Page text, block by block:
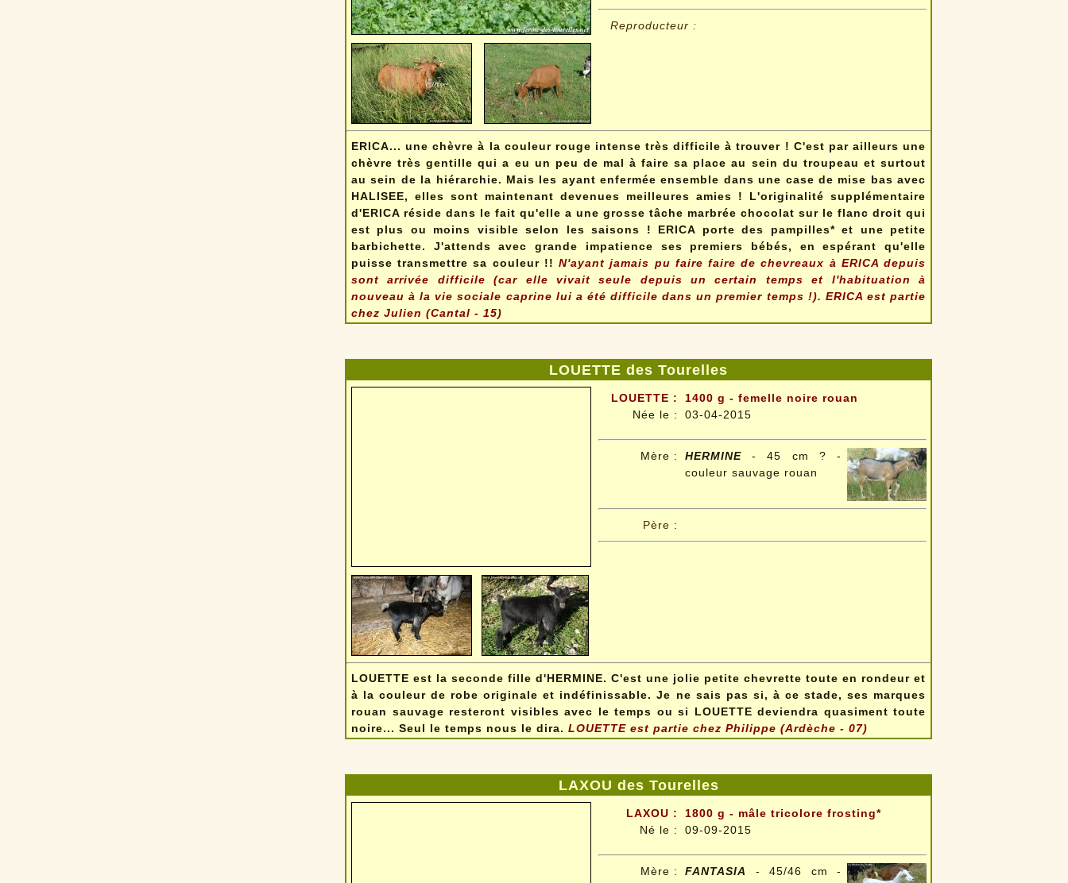
Reproducteur :
ERICA... une chèvre à la couleur rouge intense très difficile à trouver ! C'est par ailleurs une
chèvre très gentille qui a eu un peu de mal à faire sa place au sein du troupeau et surtout
au sein de la hiérarchie. Mais les ayant enfermée ensemble dans une case de mise bas avec
HALISEE, elles sont maintenant devenues meilleures amies ! L'originalité supplémentaire
d'ERICA réside dans le fait qu'elle a une grosse tâche marbrée chocolat sur le flanc droit qui
est plus ou moins visible selon les saisons ! ERICA porte des pampilles* et une petite
barbichette. J'attends avec grande impatience ses premiers bébés, en espérant qu'elle
puisse transmettre sa couleur !!N'ayant jamais pu faire faire de chevreaux à ERICA depuis
sont arrivée difficile (car elle vivait seule depuis un certain temps et l'habituation à
nouveau à la vie sociale caprine lui a été difficile dans un premier temps !). ERICA est partie
chez Julien (Cantal - 15)
LOUETTE des Tourelles
LOUETTE :
Née le :
1400 g - femelle noire rouan
03-04-2015
Mère : HERMINE - 45 cm ? -
couleur sauvage rouan
Père :
LOUETTE est la seconde fille d'HERMINE. C'est une jolie petite chevrette toute en rondeur et
à la couleur de robe originale et indéfinissable. Je ne sais pas si, à ce stade, ses marques
rouan sauvage resteront visibles avec le temps ou si LOUETTE deviendra quasiment toute
noire... Seul le temps nous le dira. LOUETTE est partie chez Philippe (Ardèche - 07)
LAXOU des Tourelles
LAXOU :
Né le :
1800 g - mâle tricolore frosting*
09-09-2015
Mère : FANTASIA
- 45/46 cm -